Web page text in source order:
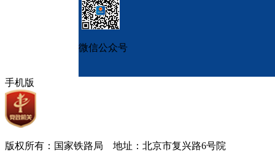
微信公众号
手机版
版权所有：国家铁路局 地址：北京市复兴路6号院